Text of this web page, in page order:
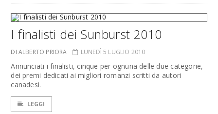
I finalisti dei Sunburst 2010
DI ALBERTO PRIORA LUNEDÌ 5 LUGLIO 2010
Annunciati i finalisti, cinque per ognuna delle due categorie,
dei premi dedicati ai migliori romanzi scritti da autori
canadesi.
LEGGI